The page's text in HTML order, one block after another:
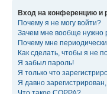
Вход на конференцию и
Почему я не могу войти?
Зачем мне вообще нужно
Почему мне
Как сделать, чтобы я не
Я забыл пароль!
Я только что
Я давно